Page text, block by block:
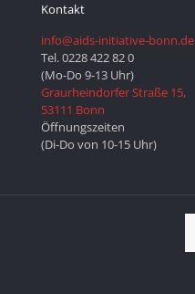
Kontakt
info@aids-initiative-bonn.de
Tel. 0228 422 82 0
(Mo-Do 9-13 Uhr)
Graurheindorfer Straße 15,
53111 Bonn
Öffnungszeiten
(Di-Do von 10-15 Uhr)